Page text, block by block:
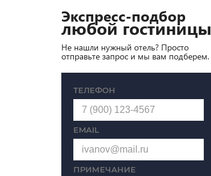
Экспресс-подбор
любой гостиницы
Не нашли нужный отель? Просто
отправьте запрос и мы вам подберем.
ТЕЛЕФОН
EMAIL
ПРИМЕЧАНИЕ